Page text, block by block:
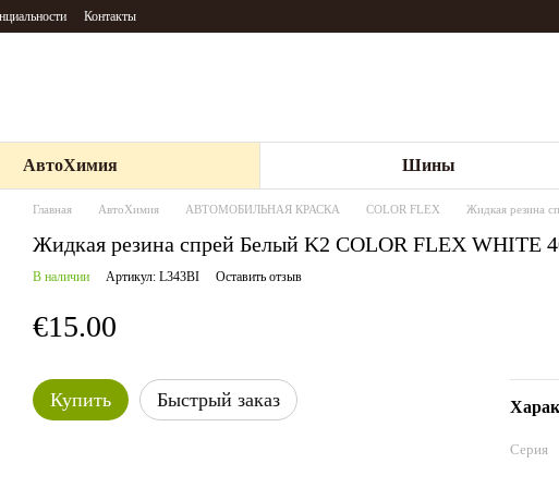
Контакты
АвтоХимия Шины
Главная АвтоХимия АВТОМОБИЛЬНАЯ КРАСКА COLOR FLEX Жидкая резина
Жидкая резина спрей Белый K2 COLOR FLEX WHITE
В наличии Артикул: L343BI Оставить отзыв
€15.00
Купить Быстрый заказ
Серия